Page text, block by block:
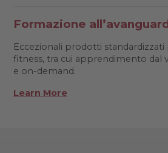
Formazione
Eccezionali prodotti standardizzati
fitness, tra cui apprendimento dal
e on-demand.
Learn More